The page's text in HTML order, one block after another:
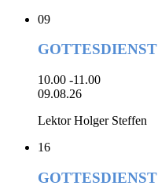
09
GOTTESDIENST
10.00 -11.00
09.08.26
Lektor Holger Steffen
16
GOTTESDIENST